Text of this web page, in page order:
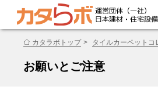
カタラボトップ タイルカーペットコ
お願いとご注意